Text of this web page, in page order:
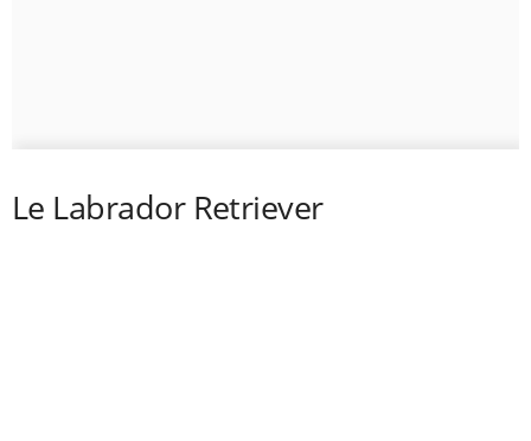
Le Labrador Retriever